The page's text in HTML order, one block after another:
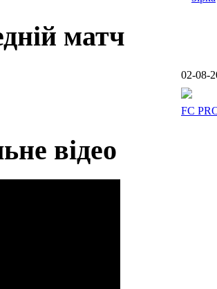
матч
02-08-
FC
відео